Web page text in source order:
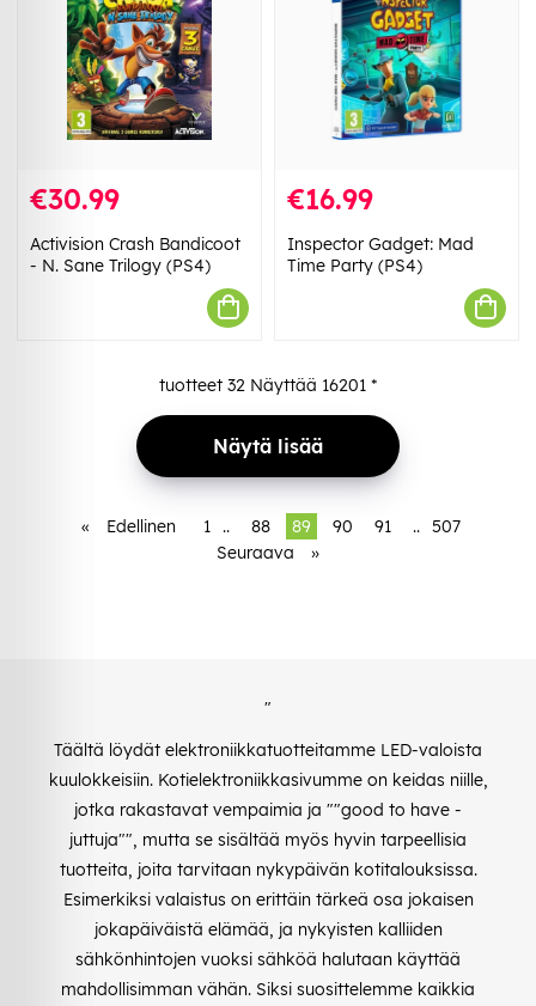
€30.99
Activision Crash Bandicoot
- N. Sane Trilogy (PS4)
€16.99
Inspector Gadget: Mad
Time Party (PS4)
tuotteet 32 Näyttää 16201 *
Näytä lisää
« Edellinen 1 .. 88 89 90 91 .. 507
Seuraava
»
"
Täältä löydät elektroniikkatuotteitamme LED-valoista
kuulokkeisiin. Kotielektroniikkasivumme on keidas niille,
jotka rakastavat vempaimia ja ""good to have -
juttuja"", mutta se sisältää myös hyvin tarpeellisia
tuotteita, joita tarvitaan nykypäivän kotitalouksissa.
Esimerkiksi valaistus on erittäin tärkeä osa jokaisen
jokapäiväistä elämää, ja nykyisten kalliiden
sähkönhintojen vuoksi sähköä halutaan käyttää
mahdollisimman vähän. Siksi suosittelemme kaikkia